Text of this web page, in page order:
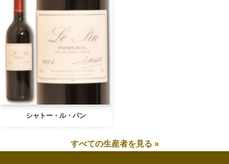
シャトー・ル・パン
すべての生産者を見る »